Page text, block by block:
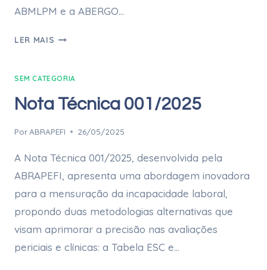
ABMLPM e a ABERGO…
LER MAIS
SEM CATEGORIA
Nota Técnica 001/2025
PorABRAPEFI 26/05/2025
A Nota Técnica 001/2025, desenvolvida pela
ABRAPEFI, apresenta uma abordagem inovadora
para a mensuração da incapacidade laboral,
propondo duas metodologias alternativas que
visam aprimorar a precisão nas avaliações
periciais e clínicas: a Tabela ESC e…